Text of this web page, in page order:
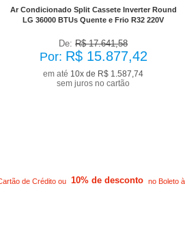
Ar Condicionado Split Cassete Inverter Round
LG 36000 BTUs Quente e Frio R32 220V
De: R$ 17.641,58
Por: R$ 15.877,42
em até 10x de R$ 1.587,74
sem juros no cartão
de Crédito ou 10% de desconto no Boleto